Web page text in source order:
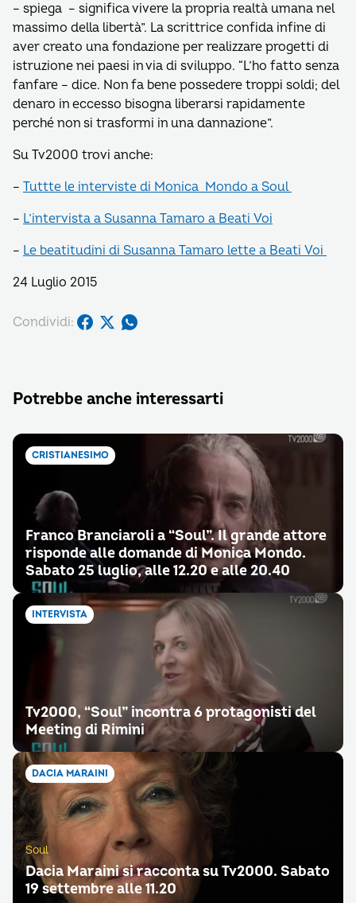
– spiega – significa vivere la propria realtà umana nel
massimo della libertà”. La scrittrice confida infine di
aver creato una fondazione per realizzare progetti di
istruzione nei paesi in via di sviluppo. “L’ho fatto senza
fanfare – dice. Non fa bene possedere troppi soldi; del
denaro in eccesso bisogna liberarsi rapidamente
perché non si trasformi in una dannazione”.
Su Tv2000 trovi anche:
– Tuttte le interviste di Monica Mondo a Soul
– L’intervista a Susanna Tamaro a Beati Voi
– Le beatitudini di Susanna Tamaro lette a Beati Voi
24 Luglio 2015
Condividi:
Potrebbe anche interessarti
CRISTIANESIMO
Franco Branciaroli a “Soul”. Il grande attore
risponde alle domande di Monica Mondo.
Sabato 25 luglio, alle 12.20 e alle 20.40
INTERVISTA
Tv2000, “Soul” incontra 6 protagonisti del
Meeting di Rimini
DACIA MARAINI
Soul
Dacia Maraini si racconta su Tv2000. Sabato
19 settembre alle 11.20